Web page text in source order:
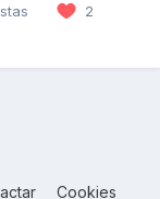
2
Cookies